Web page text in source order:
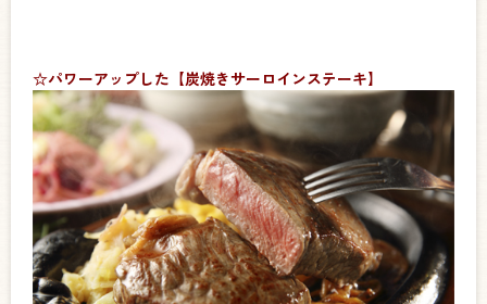
☆パワーアップした【炭焼きサーロインステーキ】